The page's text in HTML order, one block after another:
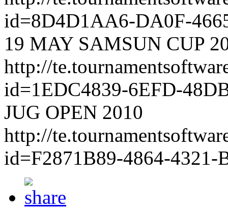
id=8D4D1AA6-DA0F-
19 MAY SAMSUN CUP
http://
id=1EDC4839-6EFD-
JUG OPEN 2010
http://
id=F2871B89-4864-